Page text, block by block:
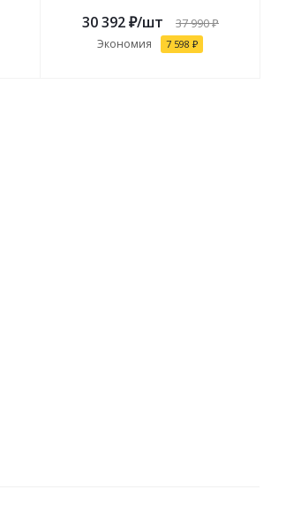
30 392₽/шт 37 990₽
Экономия 7 598 ₽